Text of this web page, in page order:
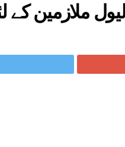
لیول ملازمین